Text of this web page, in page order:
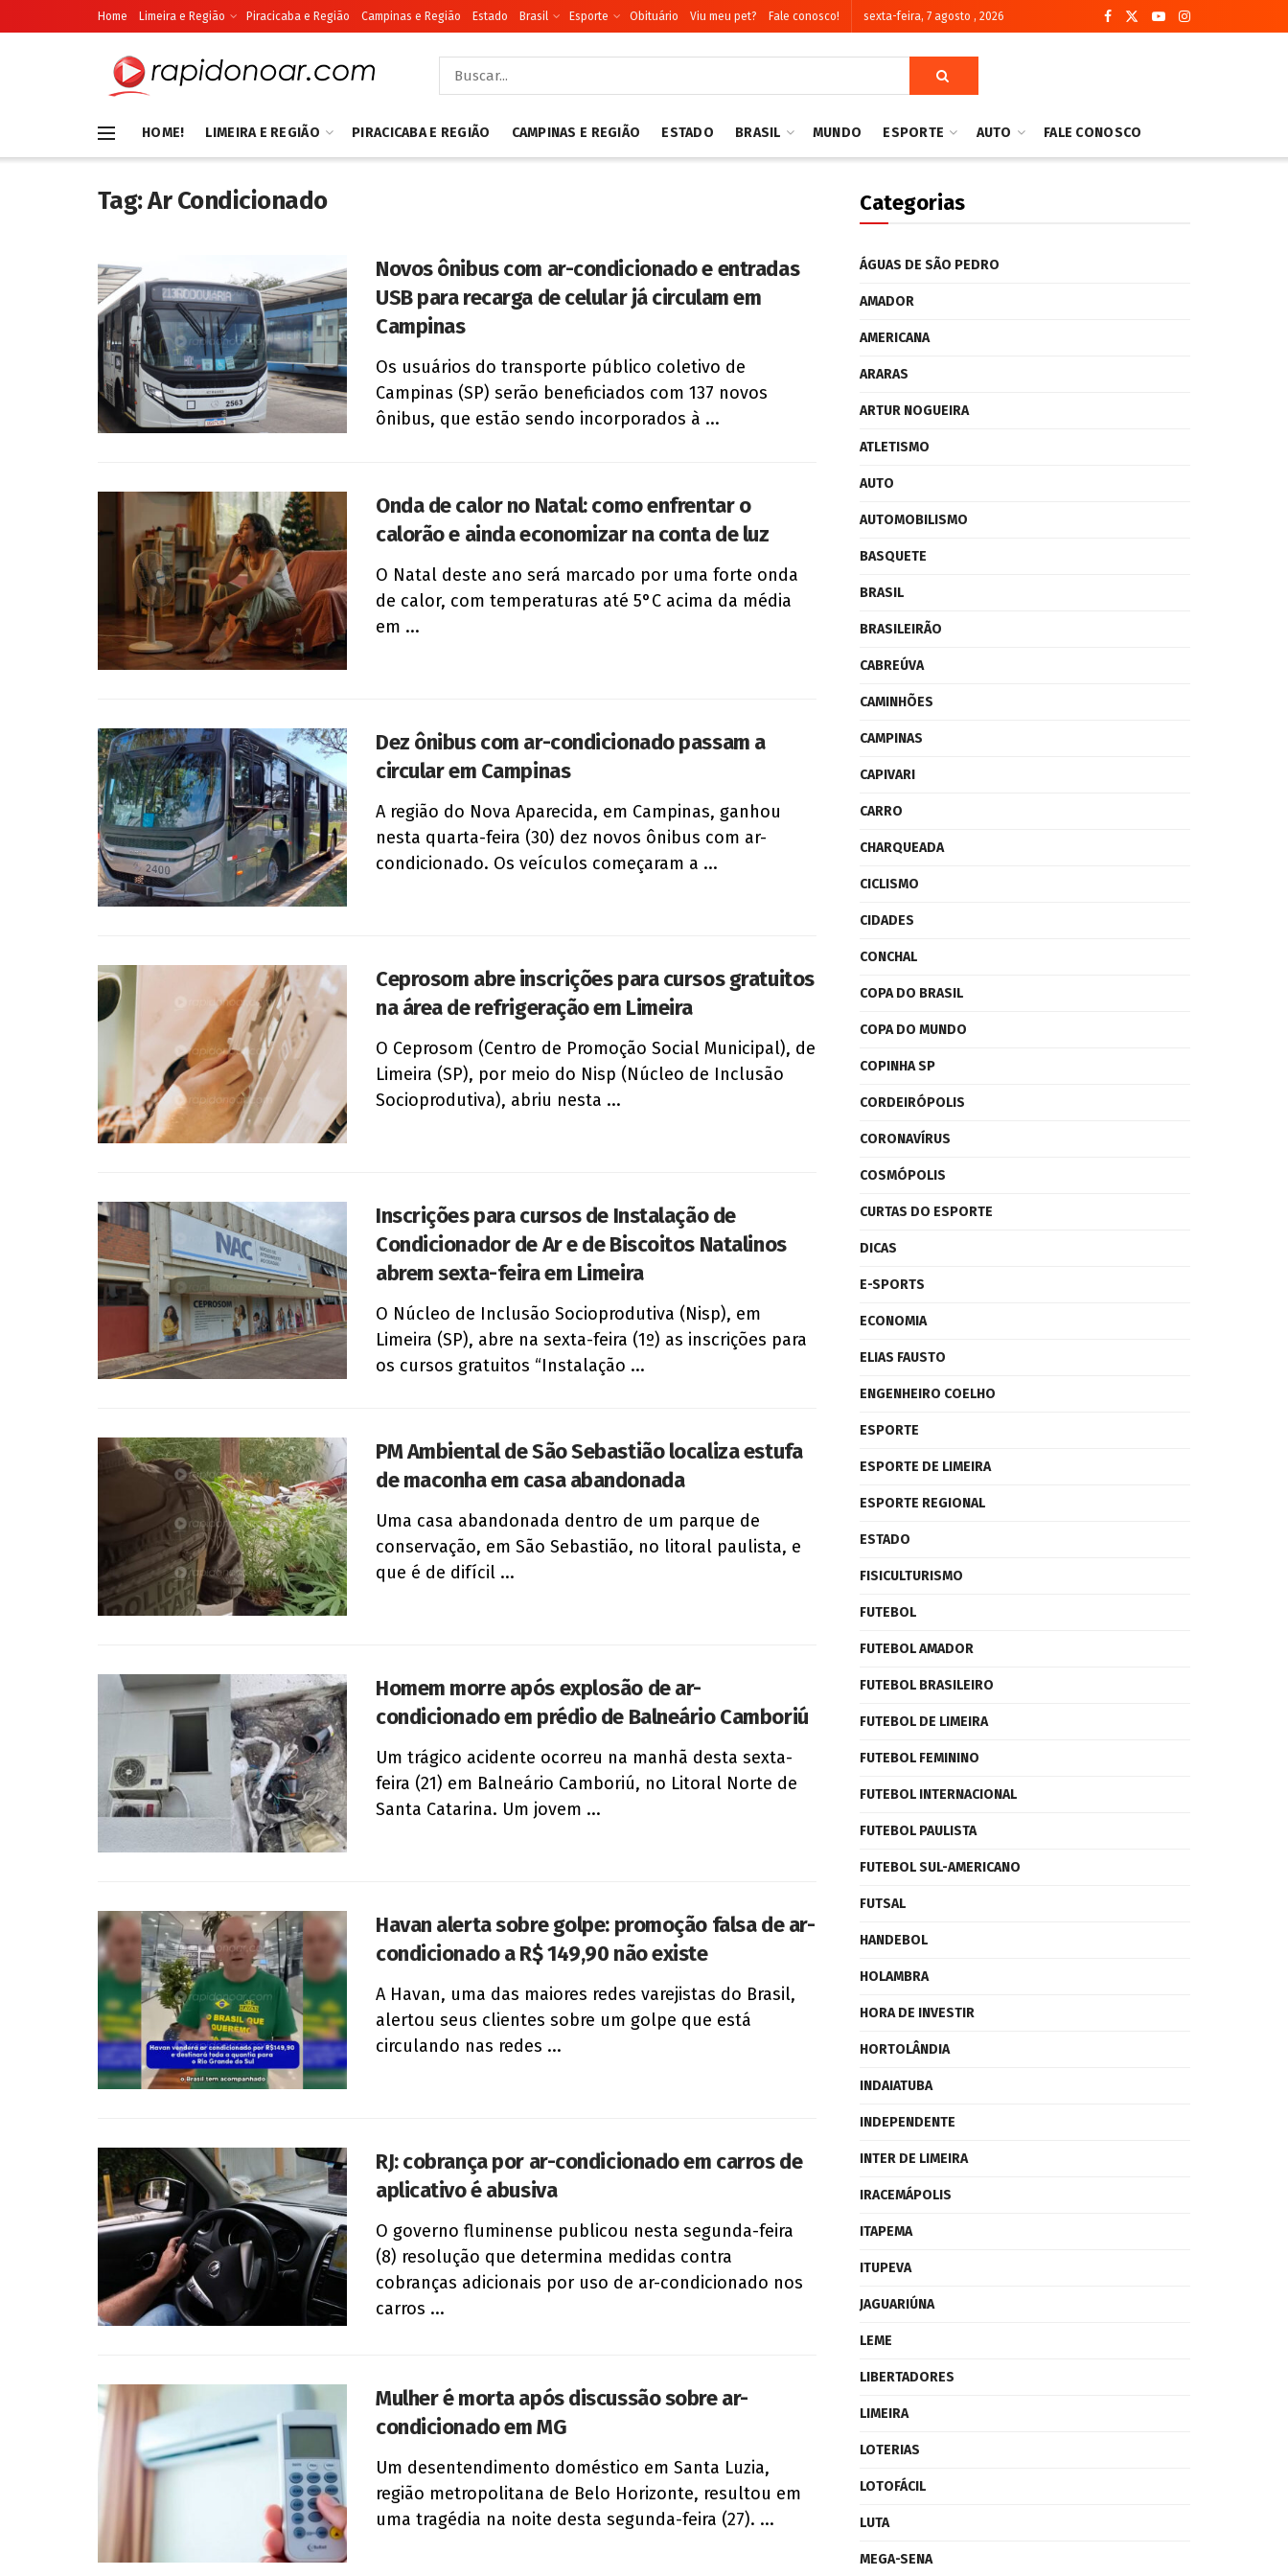
Home Limeira e Região Piracicaba e Região Campinas e Região Estado Brasil Esporte Obituário Viu meu pet? Fale conosco! sexta-feira, 7 agosto , 2026
HOME! LIMEIRA E REGIÃO PIRACICABA E REGIÃO CAMPINAS E REGIÃO ESTADO BRASIL MUNDO ESPORTE AUTO FALE CONOSCO
Tag:Ar Condicionado
Novos ônibus com ar-condicionado e entradas
USB para recarga de celular já circulam em
Campinas
Os usuários do transporte público coletivo de
Campinas (SP) serão beneficiados com 137 novos
ônibus, que estão sendo incorporados à ...
Onda de calor no Natal: como enfrentar o
calorão e ainda economizar na conta de luz
O Natal deste ano será marcado por uma forte onda
de calor, com temperaturas até 5°C acima da média
em ...
Dez ônibus com ar-condicionado passam a
circular em Campinas
A região do Nova Aparecida, em Campinas, ganhou
nesta quarta-feira (30) dez novos ônibus com ar-
condicionado. Os veículos começaram a ...
Ceprosom abre inscrições para cursos gratuitos
na área de refrigeração em Limeira
O Ceprosom (Centro de Promoção Social Municipal), de
Limeira (SP), por meio do Nisp (Núcleo de Inclusão
Socioprodutiva), abriu nesta ...
Inscrições para cursos de Instalação de
Condicionador de Ar e de Biscoitos Natalinos
abrem sexta-feira em Limeira
O Núcleo de Inclusão Socioprodutiva (Nisp), em
Limeira (SP), abre na sexta-feira (1º) as inscrições para
os cursos gratuitos “Instalação ...
PM Ambiental de São Sebastião localiza estufa
de maconha em casa abandonada
Uma casa abandonada dentro de um parque de
conservação, em São Sebastião, no litoral paulista, e
que é de difícil ...
Homem morre após explosão de ar-
condicionado em prédio de Balneário Camboriú
Um trágico acidente ocorreu na manhã desta sexta-
feira (21) em Balneário Camboriú, no Litoral Norte de
Santa Catarina. Um jovem ...
Havan alerta sobre golpe: promoção falsa de ar-
condicionado a R$ 149,90 não existe
A Havan, uma das maiores redes varejistas do Brasil,
alertou seus clientes sobre um golpe que está
circulando nas redes ...
RJ: cobrança por ar-condicionado em carros de
aplicativo é abusiva
O governo fluminense publicou nesta segunda-feira
(8) resolução que determina medidas contra
cobranças adicionais por uso de ar-condicionado nos
carros ...
Mulher é morta após discussão sobre ar-
condicionado em MG
Um desentendimento doméstico em Santa Luzia,
região metropolitana de Belo Horizonte, resultou em
uma tragédia na noite desta segunda-feira (27). ...
Categorias
ÁGUAS DE SÃO PEDRO
AMADOR
AMERICANA
ARARAS
ARTUR NOGUEIRA
ATLETISMO
AUTO
AUTOMOBILISMO
BASQUETE
BRASIL
BRASILEIRÃO
CABREÚVA
CAMINHÕES
CAMPINAS
CAPIVARI
CARRO
CHARQUEADA
CICLISMO
CIDADES
CONCHAL
COPA DO BRASIL
COPA DO MUNDO
COPINHA SP
CORDEIRÓPOLIS
CORONAVÍRUS
COSMÓPOLIS
CURTAS DO ESPORTE
DICAS
E-SPORTS
ECONOMIA
ELIAS FAUSTO
ENGENHEIRO COELHO
ESPORTE
ESPORTE DE LIMEIRA
ESPORTE REGIONAL
ESTADO
FISICULTURISMO
FUTEBOL
FUTEBOL AMADOR
FUTEBOL BRASILEIRO
FUTEBOL DE LIMEIRA
FUTEBOL FEMININO
FUTEBOL INTERNACIONAL
FUTEBOL PAULISTA
FUTEBOL SUL-AMERICANO
FUTSAL
HANDEBOL
HOLAMBRA
HORA DE INVESTIR
HORTOLÂNDIA
INDAIATUBA
INDEPENDENTE
INTER DE LIMEIRA
IRACEMÁPOLIS
ITAPEMA
ITUPEVA
JAGUARIÚNA
LEME
LIBERTADORES
LIMEIRA
LOTERIAS
LOTOFÁCIL
LUTA
MEGA-SENA